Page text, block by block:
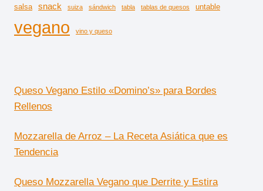
salsa snack suiza sándwich tabla tablas de quesos untable
vegano vino y queso
Queso Vegano Estilo «Domino’s» para Bordes
Rellenos
Mozzarella de Arroz – La Receta Asiática que es
Tendencia
Queso Mozzarella Vegano que Derrite y Estira